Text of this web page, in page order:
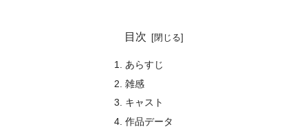
目次
あらすじ
雑感
キャスト
作品データ